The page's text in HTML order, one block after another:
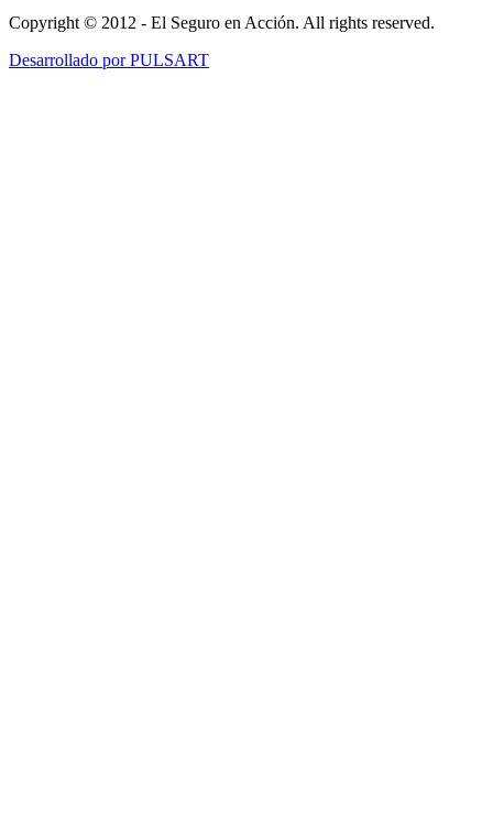
Copyright © 2012 - El Seguro en Acción. All rights reserved.
Desarrollado por PULSART